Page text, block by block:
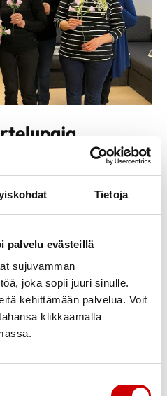
Tietoja
palvelu evästeillä
sujuvamman
joka sopii juuri sinulle.
kehittämään palvelua. Voit
klikkaamalla
kukkia,
Kauniita tuli ja